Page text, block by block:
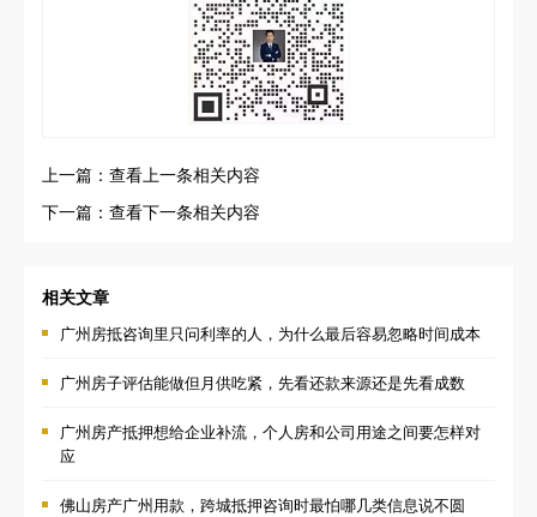
上一篇：查看上一条相关内容
下一篇：查看下一条相关内容
相关文章
广州房抵咨询里只问利率的人，为什么最后容易忽略时间成本
广州房子评估能做但月供吃紧，先看还款来源还是先看成数
广州房产抵押想给企业补流，个人房和公司用途之间要怎样对
应
佛山房产广州用款，跨城抵押咨询时最怕哪几类信息说不圆